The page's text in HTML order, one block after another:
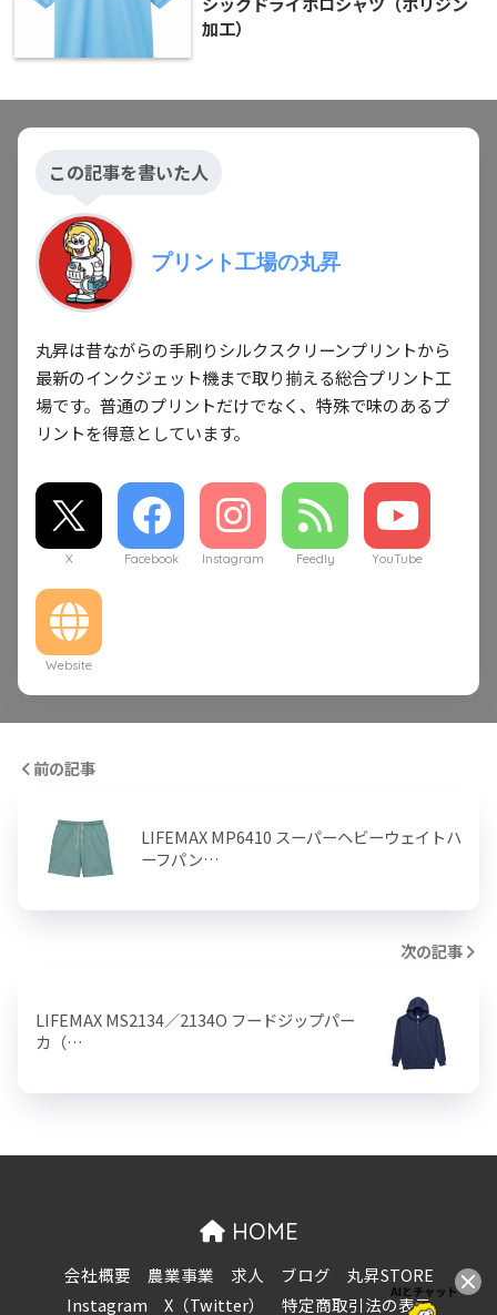
加工）
この記事を書いた人
プリント工場の丸昇
丸昇は昔ながらの手刷りシルクスクリーンプリントから
最新のインクジェット機まで取り揃える総合プリント工
場です。普通のプリントだけでなく、特殊で味のあるプ
リントを得意としています。
X Facebook Instagram Feedly YouTube
Website
前の記事
LIFEMAX MP6410 スーパーヘビーウェイトハ
ーフパン…
次の記事
LIFEMAX MS2134／2134O フードジップパー
カ（…
HOME
会社概要 農業事業 求人 ブログ
丸昇STORE
Instagram
X（Twitter） 特定商取引法の表示